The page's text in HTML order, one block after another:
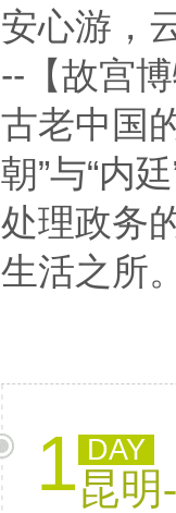
安心游，
--【故宫
古老中国
朝”与“内
处理政务
生活之所。
1 DAY
昆